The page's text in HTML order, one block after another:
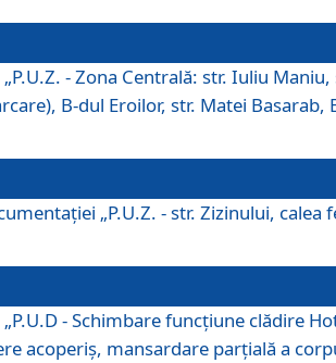
- Zona Centrală: str. Iuliu
B-dul Eroilor, str. Matei
„P.U.Z. - str. Zizinului,
- Schimbare funcţiune clădire
acoperiş, mansardare parţială a